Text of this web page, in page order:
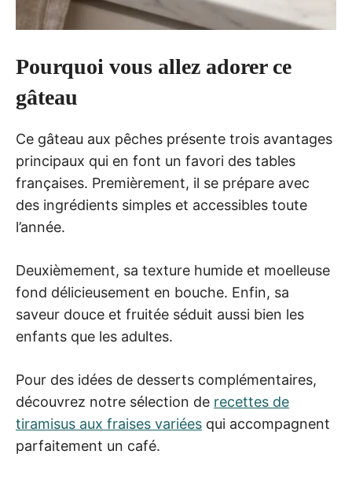
Pourquoi vous allez adorer ce
gâteau
Ce gâteau aux pêches présente trois avantages
principaux qui en font un favori des tables
françaises. Premièrement, il se prépare avec
des ingrédients simples et accessibles toute
l’année.
Deuxièmement, sa texture humide et moelleuse
fond délicieusement en bouche. Enfin, sa
saveur douce et fruitée séduit aussi bien les
enfants que les adultes.
Pour des idées de desserts complémentaires,
découvrez notre sélection de recettes de
tiramisus aux fraises variées qui accompagnent
parfaitement un café.